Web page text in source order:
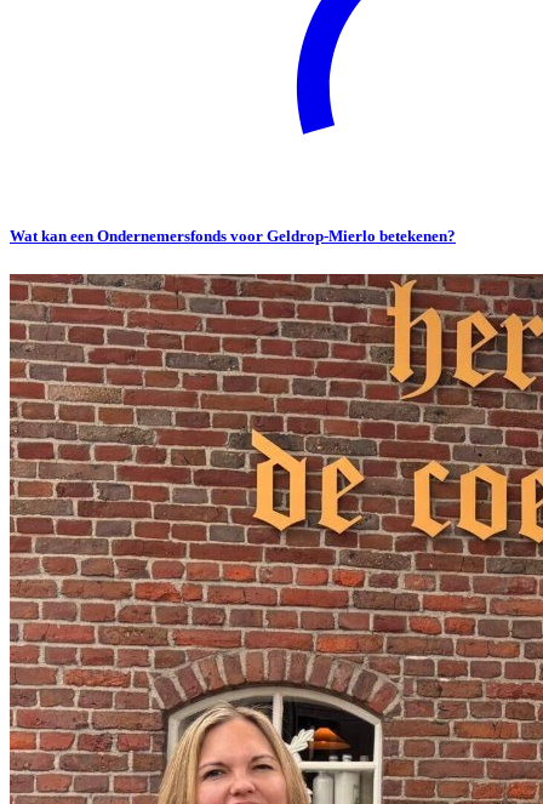
Wat kan een Ondernemersfonds voor Geldrop-Mierlo betekenen?